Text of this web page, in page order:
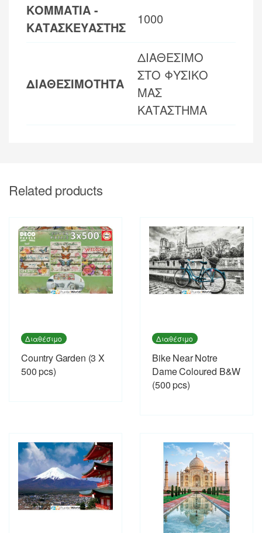
ΚΟΜΜΑΤΙΑ -
ΚΑΤΑΣΚΕΥΑΣΤΗΣ
1000
ΔΙΑΘΕΣΙΜΟΤΗΤΑ
ΔΙΑΘΕΣΙΜΟ
ΣΤΟ ΦΥΣΙΚΟ
ΜΑΣ
ΚΑΤΑΣΤΗΜΑ
Related products
Διαθέσιμο
Country Garden (3 X
500 pcs)
Διαθέσιμο
Bike Near Notre
Dame Coloured B&W
(500 pcs)